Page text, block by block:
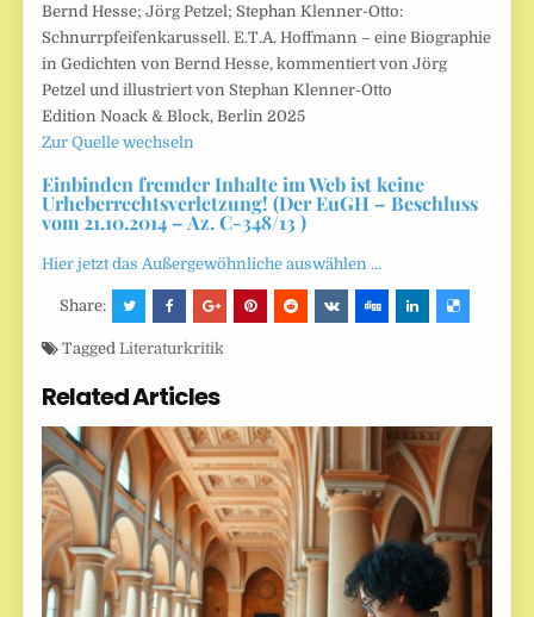
Bernd Hesse; Jörg Petzel; Stephan Klenner-Otto:
Schnurrpfeifenkarussell. E.T.A. Hoffmann – eine Biographie
in Gedichten von Bernd Hesse, kommentiert von Jörg
Petzel und illustriert von Stephan Klenner-Otto
Edition Noack & Block, Berlin 2025
Zur Quelle wechseln
Einbinden fremder Inhalte im Web ist keine
Urheberrechtsverletzung! (Der EuGH – Beschluss
vom 21.10.2014 – Az. C-348/13 )
Hier jetzt das Außergewöhnliche auswählen …
Share:
TaggedLiteraturkritik
Related Articles